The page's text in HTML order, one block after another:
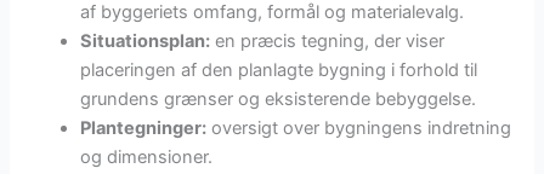
af byggeriets omfang, formål og materialevalg.
Situationsplan: en præcis tegning, der viser
placeringen af den planlagte bygning i forhold til
grundens grænser og eksisterende bebyggelse.
Plantegninger: oversigt over bygningens indretning
og dimensioner.